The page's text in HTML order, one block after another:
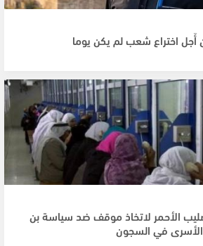
اختراع شعب لم يكن يوما
الأحمر لاتخاذ موقف ضد سياسة بن
الأسرى في السجون